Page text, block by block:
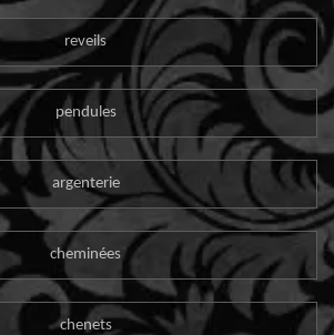
reveils
pendules
argenterie
cheminées
chenets